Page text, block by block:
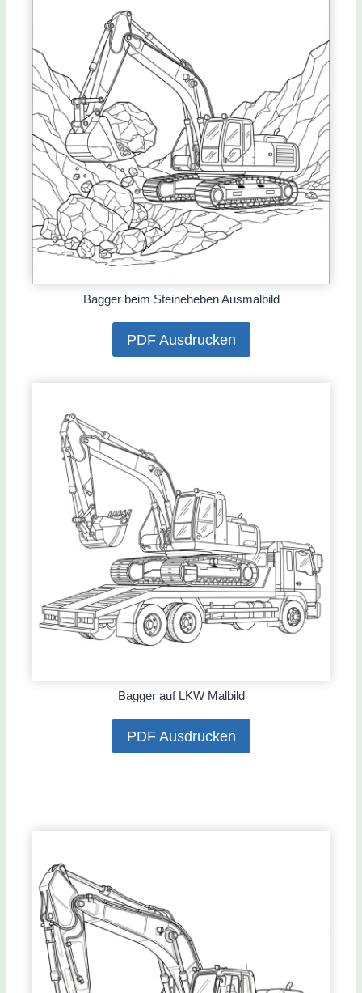
Bagger beim Steineheben Ausmalbild
PDF Ausdrucken
Bagger auf LKW Malbild
PDF Ausdrucken